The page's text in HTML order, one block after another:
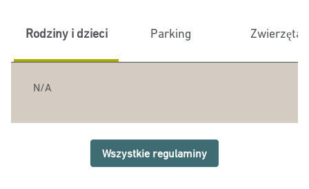
Rodziny i dzieci Parking Zwierzęta
N/A
Wszystkie regulaminy